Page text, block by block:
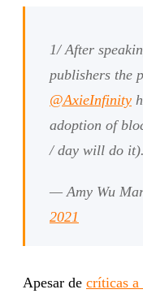
1/ After
publishers the
@AxieInfinity
adoption of
/ day will do
— Amy Wu
2021
Apesar de críticas a